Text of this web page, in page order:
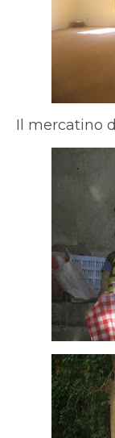
Il mercatino